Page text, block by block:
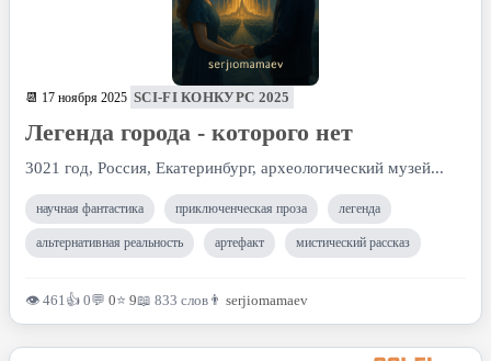
📆 17 ноября 2025 SCI-FI КОНКУРС 2025
Легенда города - которого нет
3021 год, Россия, Екатеринбург, археологический музей...
научная фантастика приключенческая проза легенда
альтернативная реальность артефакт мистический рассказ
👁 461👍 0💬 0⭐ 9📖 833 слов 👨 serjiomamaev